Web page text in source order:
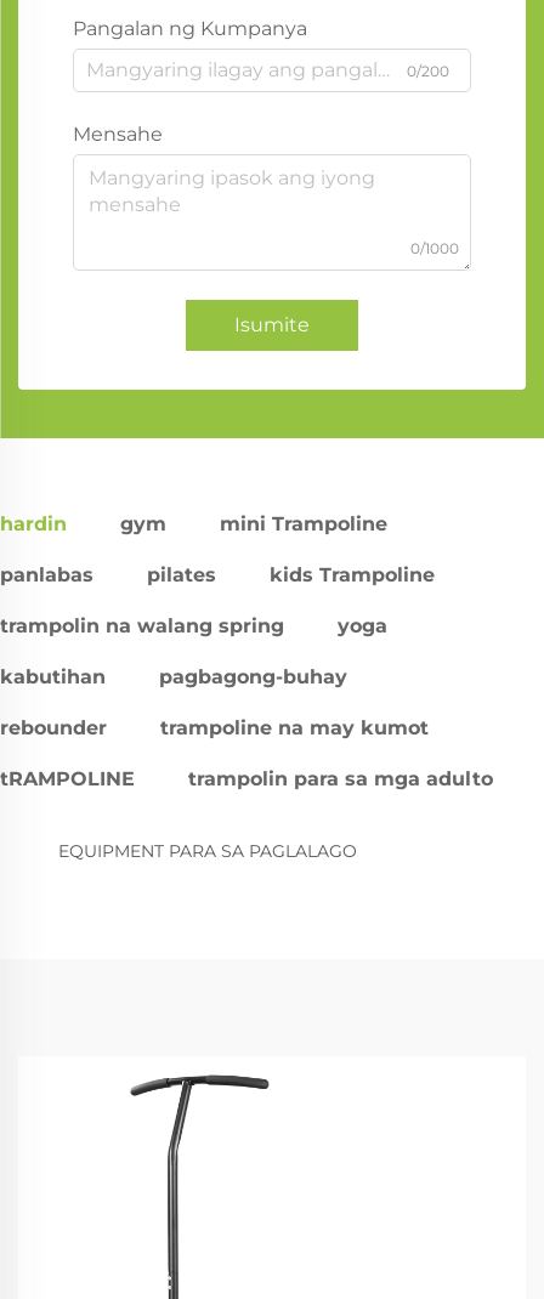
Pangalan ng Kumpanya
0/200
Mensahe
0/1000
Isumite
hardin gym mini Trampoline
panlabas pilates kids Trampoline
trampolin na walang spring yoga
kabutihan pagbagong-buhay
rebounder trampoline na may kumot
tRAMPOLINE trampolin para sa mga adulto
EQUIPMENT PARA SA PAGLALAGO